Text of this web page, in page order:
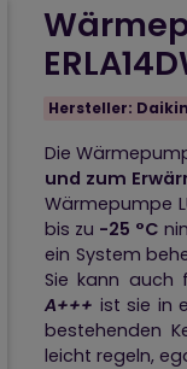
Hersteller: Daikin
Die
und zum
Wärmepumpe
bis zu -25 °C
ein System
Sie kann auch
A+++ ist sie in
bestehenden
leicht regeln,